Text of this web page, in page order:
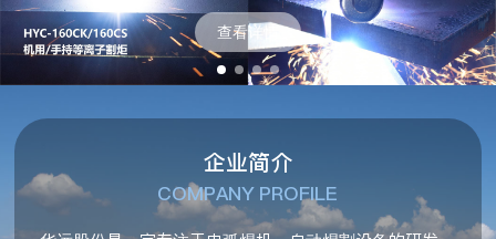
查看详情
企业简介
COMPANY PROFILE